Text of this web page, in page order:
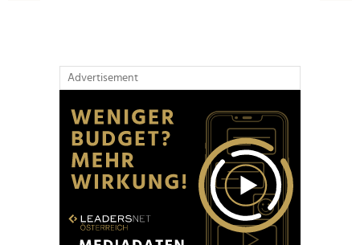
Advertisement